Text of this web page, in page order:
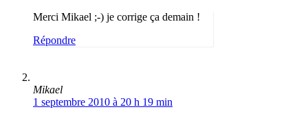
Merci Mikael ;-) je corrige ça demain !
Répondre
Mikael
1 septembre 2010 à 20 h 19 min